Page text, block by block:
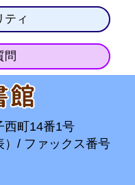
ティ
問
西町14番1号
）/ ファックス番号